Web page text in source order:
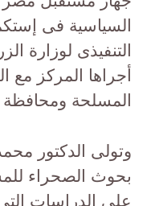
السياسية فى
التنفيذى لوزارة
أجراها المركز مع
المسلحة ومحافظة
وتولى الدكتور
بحوث الصحراء
على الدراسات